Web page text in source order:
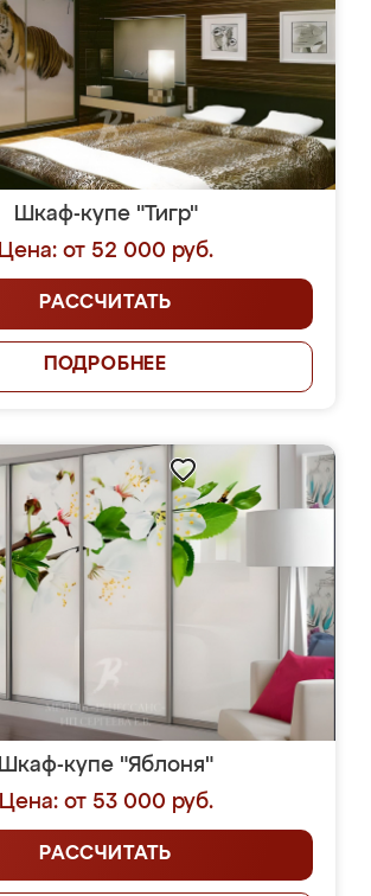
Шкаф-купе "Тигр"
Цена: от 52 000 руб.
РАССЧИТАТЬ
ПОДРОБНЕЕ
Шкаф-купе "Яблоня"
Цена: от 53 000 руб.
РАССЧИТАТЬ